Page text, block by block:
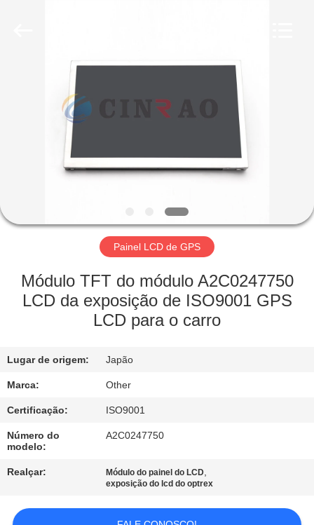
PRODUTOS
RV
NÓS
EXCURSÃO
FÁBRICA
CONTROLE
DA
QUALIDADE
Painel LCD de GPS
Módulo TFT do módulo A2C0247750
LCD da exposição de ISO9001 GPS
LCD para o carro
Lugar de origem: Japão
Marca: Other
Certificação: ISO9001
Número do
modelo:
A2C0247750
Realçar: Módulo do painel do LCD,
exposição do lcd do optrex